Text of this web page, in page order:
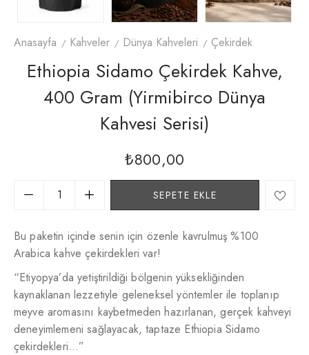
Anasayfa Kahveler Dünya Kahveleri Çekirdek
Ethiopia Sidamo Çekirdek Kahve,
400 Gram (Yirmibirco Dünya
Kahvesi Serisi)
₺800,00
SEPETE EKLE
Bu paketin içinde senin için özenle kavrulmuş %100
Arabica kahve çekirdekleri var!
“Etiyopya’da yetiştirildiği bölgenin yüksekliğinden
kaynaklanan lezzetiyle geleneksel yöntemler ile toplanıp
meyve aromasını kaybetmeden hazırlanan, gerçek kahveyi
deneyimlemeni sağlayacak, taptaze Ethiopia Sidamo
çekirdekleri…”